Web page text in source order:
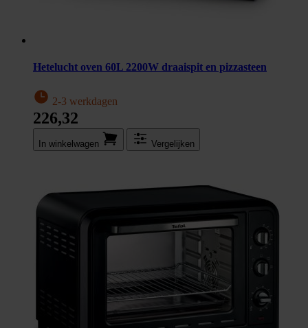
Hetelucht oven 60L 2200W draaispit en pizzasteen
2-3 werkdagen
226,32
In winkel­wagen Vergelijken